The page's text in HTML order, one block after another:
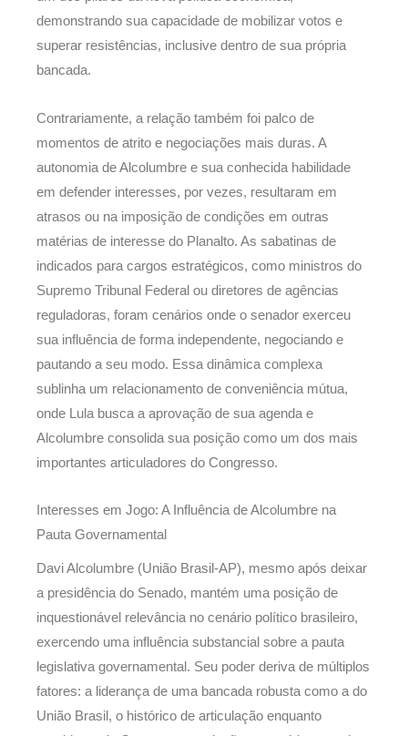
demonstrando sua capacidade de mobilizar votos e
superar resistências, inclusive dentro de sua própria
bancada.
Contrariamente, a relação também foi palco de
momentos de atrito e negociações mais duras. A
autonomia de Alcolumbre e sua conhecida habilidade
em defender interesses, por vezes, resultaram em
atrasos ou na imposição de condições em outras
matérias de interesse do Planalto. As sabatinas de
indicados para cargos estratégicos, como ministros do
Supremo Tribunal Federal ou diretores de agências
reguladoras, foram cenários onde o senador exerceu
sua influência de forma independente, negociando e
pautando a seu modo. Essa dinâmica complexa
sublinha um relacionamento de conveniência mútua,
onde Lula busca a aprovação de sua agenda e
Alcolumbre consolida sua posição como um dos mais
importantes articuladores do Congresso.
Interesses em Jogo: A Influência de Alcolumbre na
Pauta Governamental
Davi Alcolumbre (União Brasil-AP), mesmo após deixar
a presidência do Senado, mantém uma posição de
inquestionável relevância no cenário político brasileiro,
exercendo uma influência substancial sobre a pauta
legislativa governamental. Seu poder deriva de múltiplos
fatores: a liderança de uma bancada robusta como a do
União Brasil, o histórico de articulação enquanto